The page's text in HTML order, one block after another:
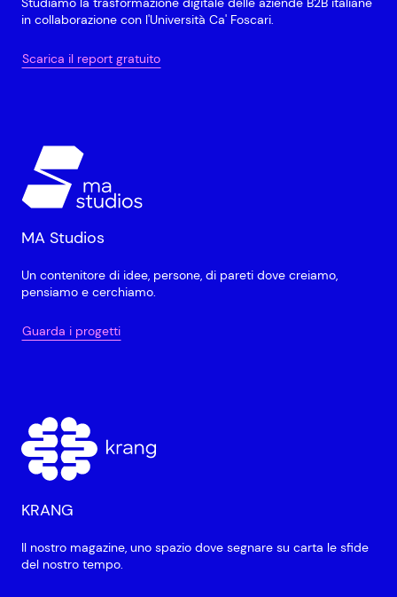
in collaborazione con l'Università Ca' Foscari.
Scarica il report gratuito
MA Studios
Un contenitore di idee, persone, di pareti dove creiamo,
pensiamo e cerchiamo.
Guarda i progetti
KRANG
Il nostro magazine, uno spazio dove segnare su carta le sfide
del nostro tempo.